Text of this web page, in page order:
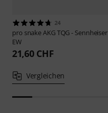
24
pro snakeAKG TQG - Sennheiser
EW
21,60 CHF
Vergleichen